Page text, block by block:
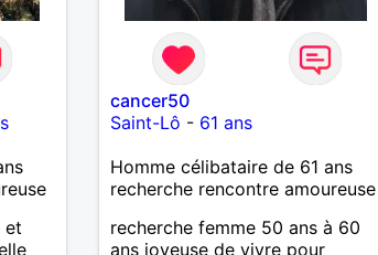
et
cancer50
Saint-Lô - 61 ans
Homme célibataire de 61 ans
recherche rencontre amoureuse
recherche femme 50 ans à 60
ans joyeuse de vivre pour